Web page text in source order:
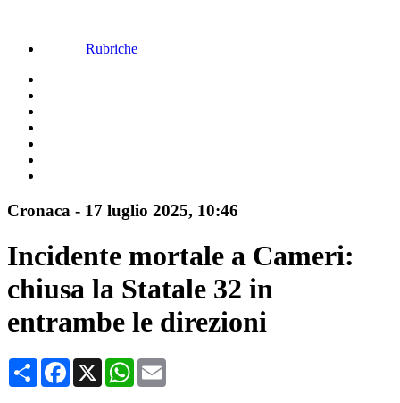
Rubriche
Cronaca - 17 luglio 2025, 10:46
Incidente mortale a Cameri:
chiusa la Statale 32 in
entrambe le direzioni
CondividiFacebook
X WhatsApp